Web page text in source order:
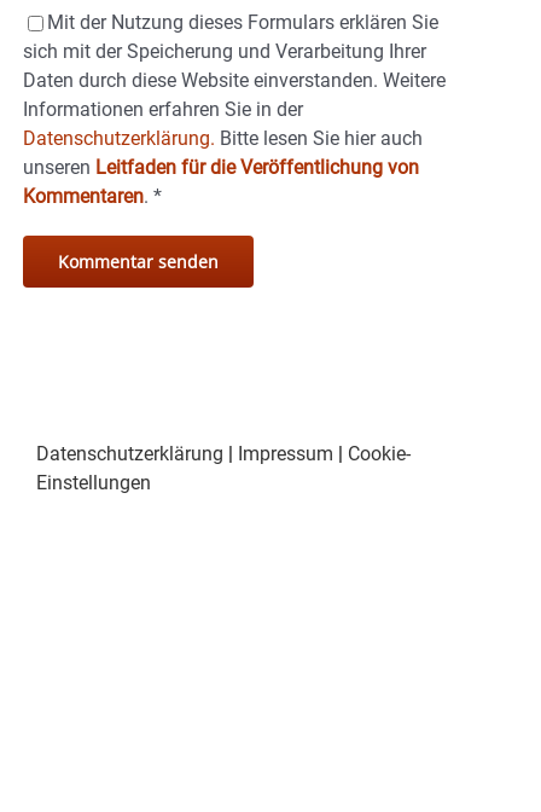
Mit der Nutzung dieses Formulars erklären Sie
sich mit der Speicherung und Verarbeitung Ihrer
Daten durch diese Website einverstanden. Weitere
Informationen erfahren Sie in der
Datenschutzerklärung. Bitte lesen Sie hier auch
unseren Leitfaden für die Veröffentlichung von
Kommentaren. *
Datenschutzerklärung Impressum
Cookie-
Einstellungen